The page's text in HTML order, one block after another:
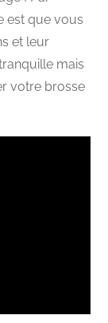
est que vous
et leur
mais
votre brosse